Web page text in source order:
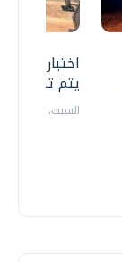
اختبارات
يتم
السبت، 18 يوليو 2026 09:22 ص